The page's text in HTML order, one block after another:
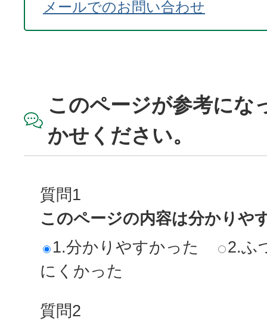
メールでのお問い合わせ
このページが参考にな
かせください。
質問1
このページの内容は分かりや
1.分かりやすかった
2.ふ
にくかった
質問2